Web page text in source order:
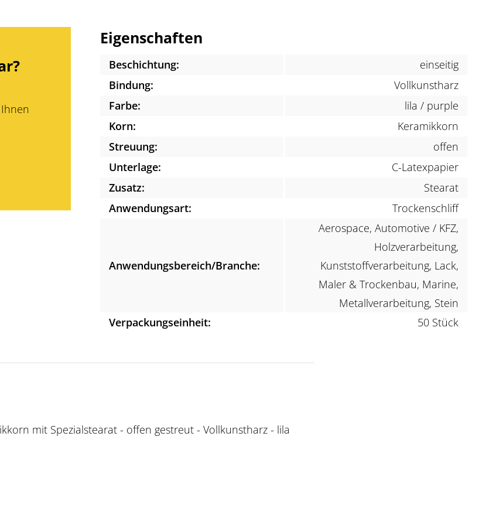
Eigenschaften
Beschichtung:
einseitig
Bindung:
Vollkunstharz
Farbe:
lila / purple
Korn:
Keramikkorn
Streuung:
offen
Unterlage:
C-Latexpapier
Zusatz:
Stearat
Anwendungsart:
Trockenschliff
Anwendungsbereich/Branche:
Aerospace, Automotive / KFZ,
Holzverarbeitung,
Kunststoffverarbeitung, Lack,
Maler & Trockenbau, Marine,
Metallverarbeitung, Stein
Verpackungseinheit:
50 Stück
mit Spezialstearat - offen gestreut - Vollkunstharz - lila